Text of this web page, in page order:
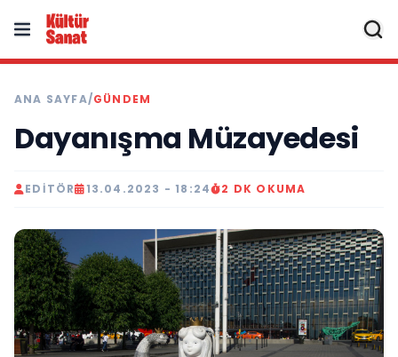
ANA SAYFA/GÜNDEM
Dayanışma Müzayedesi
EDITÖR 13.04.2023 - 18:24 2 DK OKUMA